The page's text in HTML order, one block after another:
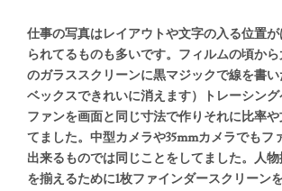
仕事の写真はレイアウトや文字の入る位置
られてるものも多いです。フィルムの頃か
のガラススクリーンに黒マジックで線を書
ベックスできれいに消えます）トレーシン
ファンを画面と同じ寸法で作りそれに比率
てました。中型カメラや35mmカメラでもフ
出来るものでは同じことをしてました。人
を揃えるために1枚ファインダースクリーン